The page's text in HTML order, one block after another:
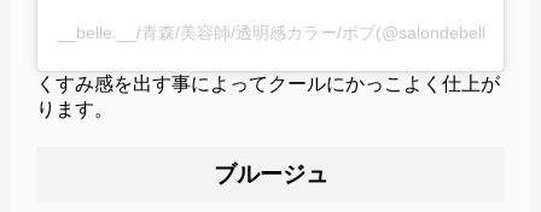
__belle.__/青森/美容師/透明感カラー/ボブ
くすみ感を出す事によってクールにかっこよく仕上が
ります。
ブルージュ